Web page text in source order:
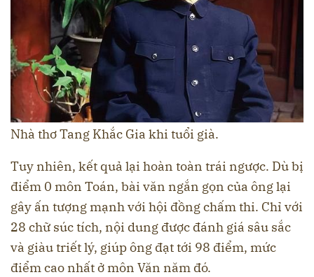
Nhà thơ Tang Khắc Gia khi tuổi già.
Tuy nhiên, kết quả lại hoàn toàn trái ngược. Dù bị
điểm 0 môn Toán, bài văn ngắn gọn của ông lại
gây ấn tượng mạnh với hội đồng chấm thi. Chỉ với
28 chữ súc tích, nội dung được đánh giá sâu sắc
và giàu triết lý, giúp ông đạt tới 98 điểm, mức
điểm cao nhất ở môn Văn năm đó.